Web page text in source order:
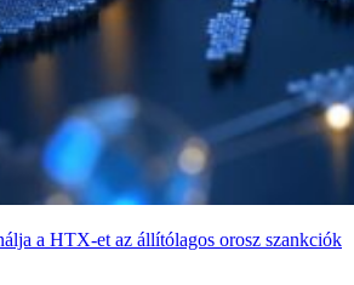
a HTX-et az állítólagos orosz szankciók